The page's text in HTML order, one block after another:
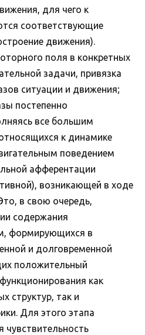
для чего к
соответствующие
движения).
поля в конкретных
задачи, привязка
ситуации и движения;
постепенно
все большим
к динамике
поведением
афферентации
возникающей в ходе
в свою очередь,
содержания
формирующихся в
и долговременной
положительный
как
структур, так и
Для этого этапа
чувствительность